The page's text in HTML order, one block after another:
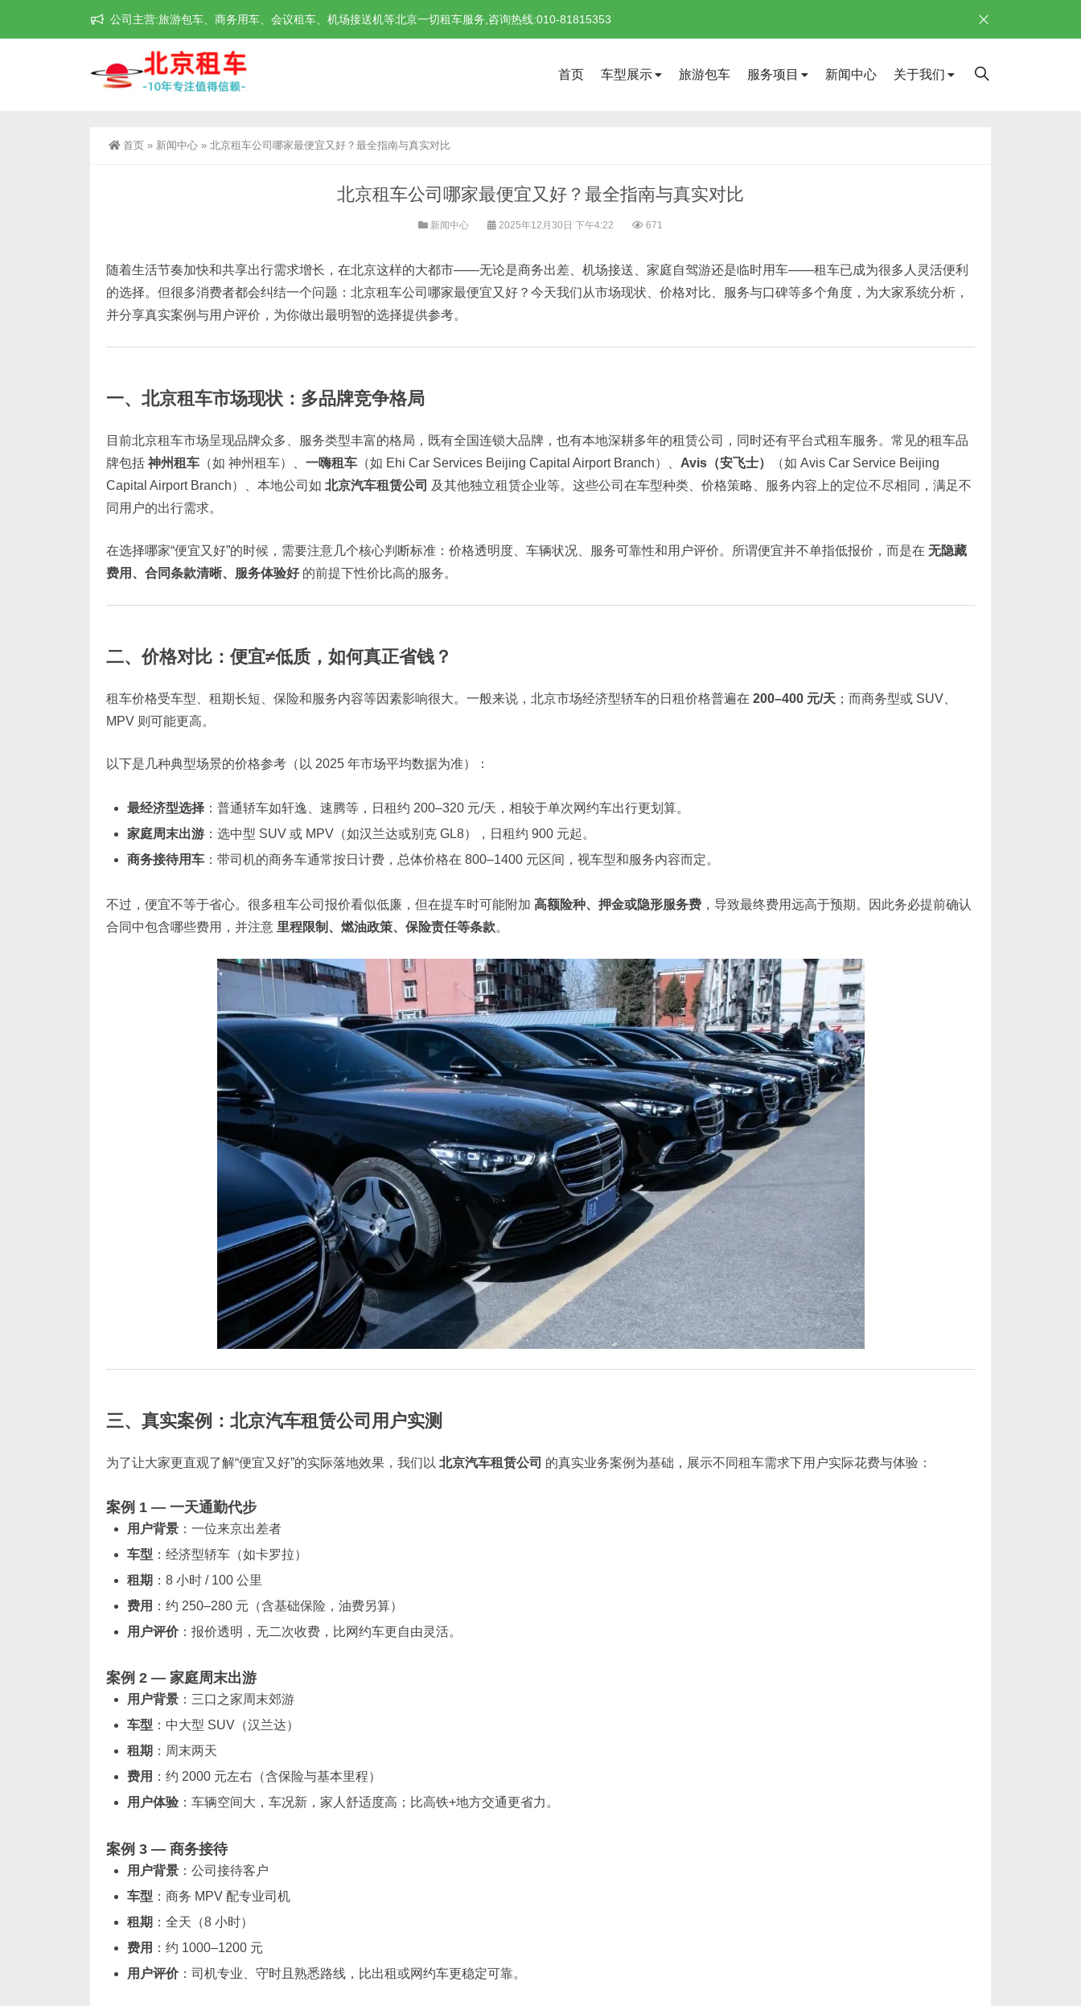
公司主营:旅游包车、商务用车、会议租车、机场接送机等北京一切租车服务,咨询热线:010-81815353
首页 车型展示 旅游包车 服务项目 新闻中心 关于我们
首页 » 新闻中心 » 北京租车公司哪家最便宜又好？最全指南与真实对比
北京租车公司哪家最便宜又好？最全指南与真实对比
新闻中心 2025年12月30日 下午4:22 671
随着生活节奏加快和共享出行需求增长，在北京这样的大都市——无论是商务出差、机场接送、家庭自驾游还是临时用车——租车已成为很多人灵活便利
的选择。但很多消费者都会纠结一个问题：北京租车公司哪家最便宜又好？今天我们从市场现状、价格对比、服务与口碑等多个角度，为大家系统分析，
并分享真实案例与用户评价，为你做出最明智的选择提供参考。
一、北京租车市场现状：多品牌竞争格局
目前北京租车市场呈现品牌众多、服务类型丰富的格局，既有全国连锁大品牌，也有本地深耕多年的租赁公司，同时还有平台式租车服务。常见的租车品
牌包括 神州租车 （如 神州租车）、 一嗨租车 （如 Ehi Car Services Beijing Capital Airport Branch）、 Avis（安飞士）
（如 Avis Car Service Beijing
Capital Airport Branch）、本地公司如 北京汽车租赁公司 及其他独立租赁企业等。这些公司在车型种类、价格策略、服务内容上的定位不尽相同，满足不
同用户的出行需求。
在选择哪家“便宜又好”的时候，需要注意几个核心判断标准：价格透明度、车辆状况、服务可靠性和用户评价。所谓便宜并不单指低报价，而是在 无隐藏
费用、合同条款清晰、服务体验好的前提下性价比高的服务。
二、价格对比：便宜≠低质，如何真正省钱？
租车价格受车型、租期长短、保险和服务内容等因素影响很大。一般来说，北京市场经济型轿车的日租价格普遍在 200–400 元/天 ；而商务型或 SUV、
MPV 则可能更高。
以下是几种典型场景的价格参考（以 2025 年市场平均数据为准）：
最经济型选择：普通轿车如轩逸、速腾等，日租约 200–320 元/天，相较于单次网约车出行更划算。
家庭周末出游：选中型 SUV 或 MPV（如汉兰达或别克 GL8），日租约 900 元起。
商务接待用车：带司机的商务车通常按日计费，总体价格在 800–1400 元区间，视车型和服务内容而定。
不过，便宜不等于省心。很多租车公司报价看似低廉，但在提车时可能附加 高额险种、押金或隐形服务费 ，导致最终费用远高于预期。因此务必提前确认
合同中包含哪些费用，并注意 里程限制、燃油政策、保险责任等条款。
三、真实案例：北京汽车租赁公司用户实测
为了让大家更直观了解“便宜又好”的实际落地效果，我们以 北京汽车租赁公司 的真实业务案例为基础，展示不同租车需求下用户实际花费与体验：
案例 1 — 一天通勤代步
用户背景：一位来京出差者
车型 ：经济型轿车（如卡罗拉）
租期 ：8 小时 / 100 公里
费用 ：约 250–280 元（含基础保险，油费另算）
用户评价：报价透明，无二次收费，比网约车更自由灵活。
案例 2 — 家庭周末出游
用户背景：三口之家周末郊游
车型 ：中大型 SUV（汉兰达）
租期 ：周末两天
费用 ：约 2000 元左右（含保险与基本里程）
用户体验：车辆空间大，车况新，家人舒适度高；比高铁+地方交通更省力。
案例 3 — 商务接待
用户背景：公司接待客户
车型 ：商务 MPV 配专业司机
租期 ：全天（8 小时）
费用 ：约 1000–1200 元
用户评价：司机专业、守时且熟悉路线，比出租或网约车更稳定可靠。